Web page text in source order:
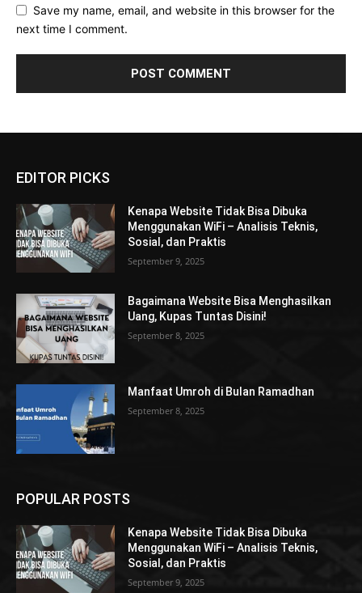
Save my name, email, and website in this browser for the
next time I comment.
EDITOR PICKS
Kenapa Website Tidak Bisa Dibuka
Menggunakan WiFi – Analisis Teknis,
Sosial, dan Praktis
September 9, 2025
Bagaimana Website Bisa Menghasilkan
Uang, Kupas Tuntas Disini!
September 8, 2025
Manfaat Umroh di Bulan Ramadhan
September 8, 2025
POPULAR POSTS
Kenapa Website Tidak Bisa Dibuka
Menggunakan WiFi – Analisis Teknis,
Sosial, dan Praktis
September 9, 2025